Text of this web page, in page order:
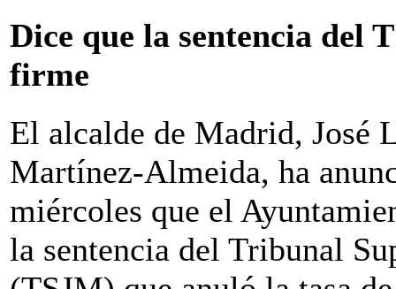
Dice que la sentencia del
firme
El alcalde de Madrid, José
Martínez-Almeida, ha
miércoles que el
la sentencia del Tribunal